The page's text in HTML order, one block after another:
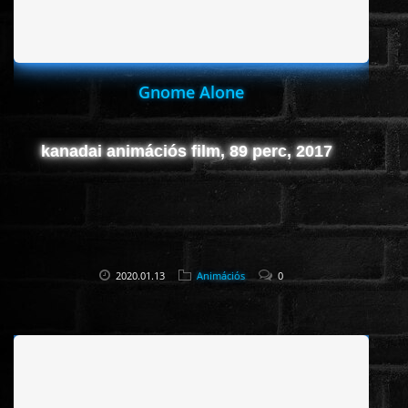
Gnome Alone
kanadai animációs film, 89 perc, 2017
2020.01.13 Animációs 0